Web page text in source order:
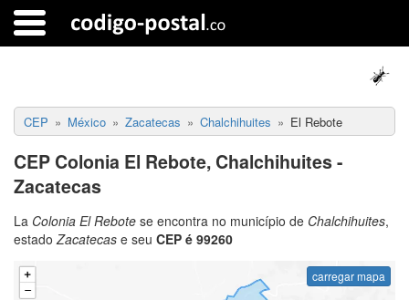
CEP México Zacatecas Chalchihuites El Rebote
CEP Colonia El Rebote, Chalchihuites -
Zacatecas
La Colonia El Rebote se encontra no município de Chalchihuites,
estado Zacatecas e seu CEP é 99260
carregar mapa